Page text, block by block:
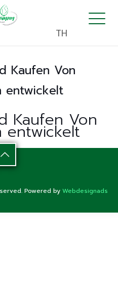
TH
Kaufen Von
entwickelt
Kaufen Von
entwickelt
Powered by Webdesignads